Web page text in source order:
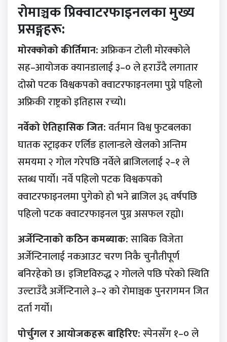
रोमाञ्चक प्रिक्वाटरफाइनलका मुख्य
प्रसङ्गहरू:
मोरक्कोको कीर्तिमान:अफ्रिकन टोली मोरक्कोले
सह–आयोजक क्यानडालाई ३–० ले हराउँदै लगातार
दोस्रो पटक विश्वकपको क्वाटरफाइनलमा पुग्ने पहिलो
अफ्रिकी राष्ट्रको इतिहास रच्यो।
नर्वेको ऐतिहासिक जित:वर्तमान विश्व फुटबलका
घातक स्ट्राइकर एर्लिङ हालान्डले खेलको अन्तिम
समयमा २ गोल गरेपछि नर्वेले ब्राजिललाई २–१ ले
स्तब्ध पार्यो। नर्वे पहिलो पटक विश्वकपको
क्वाटरफाइनलमा पुगेको हो भने ब्राजिल ३६ वर्षपछि
पहिलो पटक क्वाटरफाइनल पुग्न असफल रह्यो।
अर्जेन्टिनाको कठिन कमब्याक:साबिक विजेता
अर्जेन्टिनालाई नकआउट चरण निकै चुनौतीपूर्ण
बनिरहेको छ। इजिप्टविरुद्ध २ गोलले पछि परेको स्थिति
उल्टाउँदै अर्जेन्टिनाले ३–२ को रोमाञ्चक पुनरागमन जित
दर्ता गर्यो।
पोर्चुगल र आयोजकहरू बाहिरिए:स्पेनसँग १–० ले